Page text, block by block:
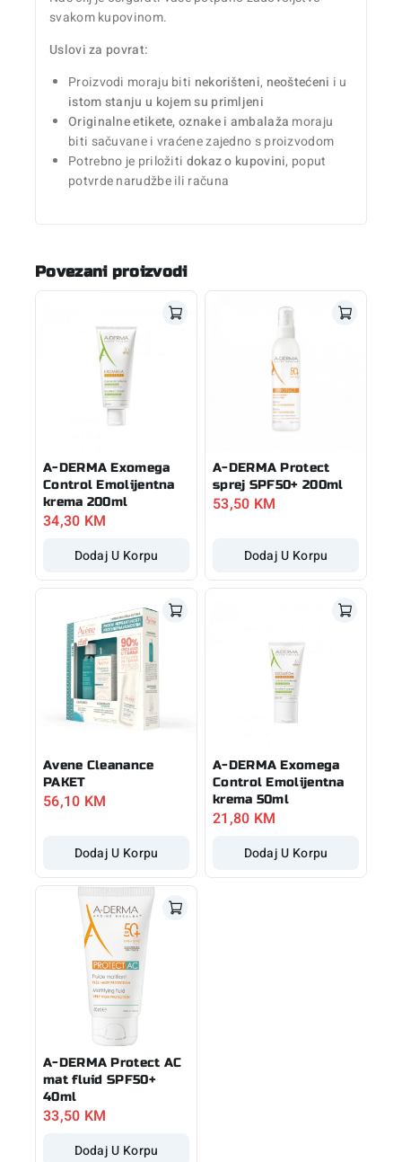
svakom kupovinom.
Uslovi za povrat:
Proizvodi moraju biti nekorišteni, neoštećeni i u
istom stanju u kojem su primljeni
Originalne etikete, oznake i ambalaža moraju
biti sačuvane i vraćene zajedno s proizvodom
Potrebno je priložiti dokaz o kupovini, poput
potvrde narudžbe ili računa
Povezani proizvodi
A-DERMA Exomega
Control Emolijentna
krema 200ml
34,30 KM
Dodaj U Korpu
A-DERMA Protect
sprej SPF50+ 200ml
53,50 KM
Dodaj U Korpu
Avene Cleanance
PAKET
56,10 KM
Dodaj U Korpu
A-DERMA Exomega
Control Emolijentna
krema 50ml
21,80 KM
Dodaj U Korpu
A-DERMA Protect AC
mat fluid SPF50+
40ml
33,50 KM
Dodaj U Korpu